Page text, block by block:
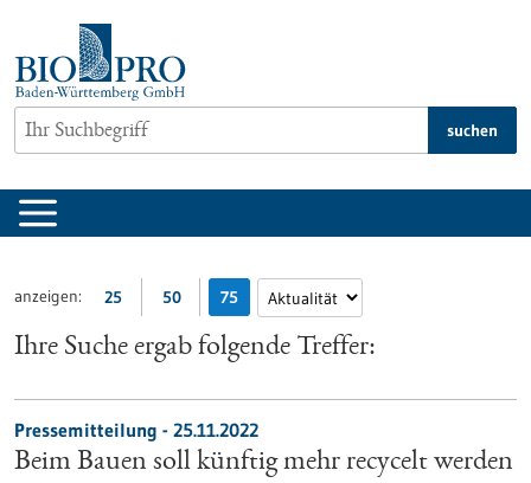
springen
suchen
anzeigen: 25 50 75
Ihre Suche ergab folgende Treffer:
Pressemitteilung - 25.11.2022
Beim Bauen soll künftig mehr recycelt werden